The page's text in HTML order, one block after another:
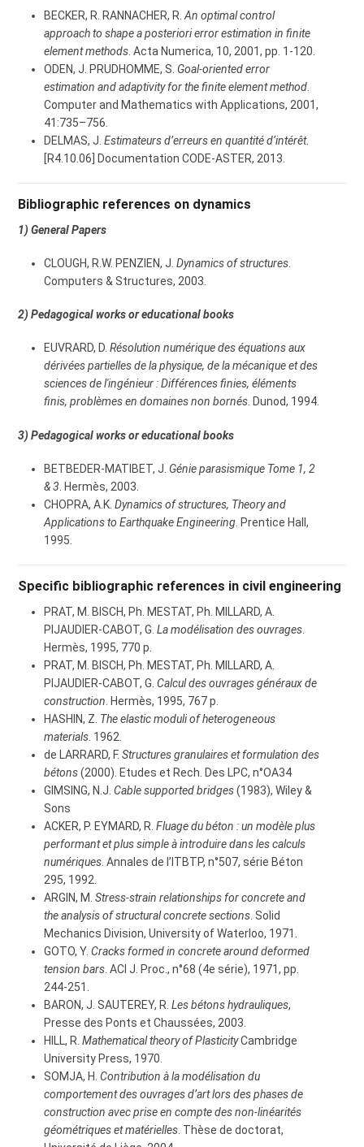
BECKER, R. RANNACHER, R. An optimal control
approach to shape a posteriori error estimation in finite
element methods . Acta Numerica, 10, 2001, pp. 1-120.
ODEN, J. PRUDHOMME, S. Goal-oriented error
estimation and adaptivity for the finite element method
Computer and Mathematics with Applications, 2001,
41:735–756.
DELMAS, J. Estimateurs d’erreurs en quantité d’intérêt.
[R4.10.06] Documentation CODE-ASTER, 2013.
Bibliographic references on dynamics
1) General Papers
CLOUGH, R.W. PENZIEN, J. Dynamics of structures
Computers & Structures, 2003.
2) Pedagogical works or educational books
EUVRARD, D. Résolution numérique des équations aux
dérivées partielles de la physique, de la mécanique et des
sciences de l'ingénieur : Différences finies, éléments
finis, problèmes en domaines non bornés. Dunod, 1994.
3) Pedagogical works or educational books
BETBEDER-MATIBET, J. Génie parasismique Tome 1, 2
& 3 . Hermès, 2003.
CHOPRA, A.K. Dynamics of structures, Theory and
Applications to Earthquake Engineering . Prentice Hall,
1995.
Specific bibliographic references in civil engineering
PRAT, M. BISCH, Ph. MESTAT, Ph. MILLARD, A.
PIJAUDIER-CABOT, G. La modélisation des ouvrages
Hermès, 1995, 770 p.
PRAT, M. BISCH, Ph. MESTAT, Ph. MILLARD, A.
PIJAUDIER-CABOT, G. Calcul des ouvrages généraux de
construction . Hermès, 1995, 767 p.
HASHIN, Z. The elastic moduli of heterogeneous
materials . 1962.
de LARRARD, F. Structures granulaires et formulation des
bétons(2000). Etudes et Rech. Des LPC, n°OA34
GIMSING, N.J. Cable supported bridges(1983), Wiley &
Sons
ACKER, P. EYMARD, R. Fluage du béton : un modèle plus
performant et plus simple à introduire dans les calculs
numériques . Annales de l’ITBTP, n°507, série Béton
295, 1992.
ARGIN, M. Stress-strain relationships for concrete and
the analysis of structural concrete sections . Solid
Mechanics Division, University of Waterloo, 1971.
GOTO, Y. Cracks formed in concrete around deformed
tension bars . ACI J. Proc., n°68 (4e série), 1971, pp.
244-251.
BARON, J. SAUTEREY, R. Les bétons hydrauliques,
Presse des Ponts et Chaussées, 2003.
HILL, R. Mathematical theory of PlasticityCambridge
University Press, 1970.
SOMJA, H. Contribution à la modélisation du
comportement des ouvrages d’art lors des phases de
construction avec prise en compte des non-linéarités
géométriques et matérielles . Thèse de doctorat,